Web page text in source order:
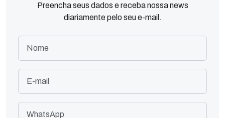
Preencha seus dados e receba nossa news
diariamente pelo seu e-mail.